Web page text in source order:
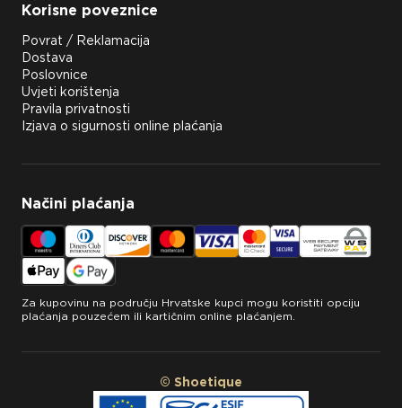
Korisne poveznice
Povrat / Reklamacija
Dostava
Poslovnice
Uvjeti korištenja
Pravila privatnosti
Izjava o sigurnosti online plaćanja
Načini plaćanja
Za kupovinu na području Hrvatske kupci mogu koristiti opciju
plaćanja pouzećem ili kartičnim online plaćanjem.
© Shoetique